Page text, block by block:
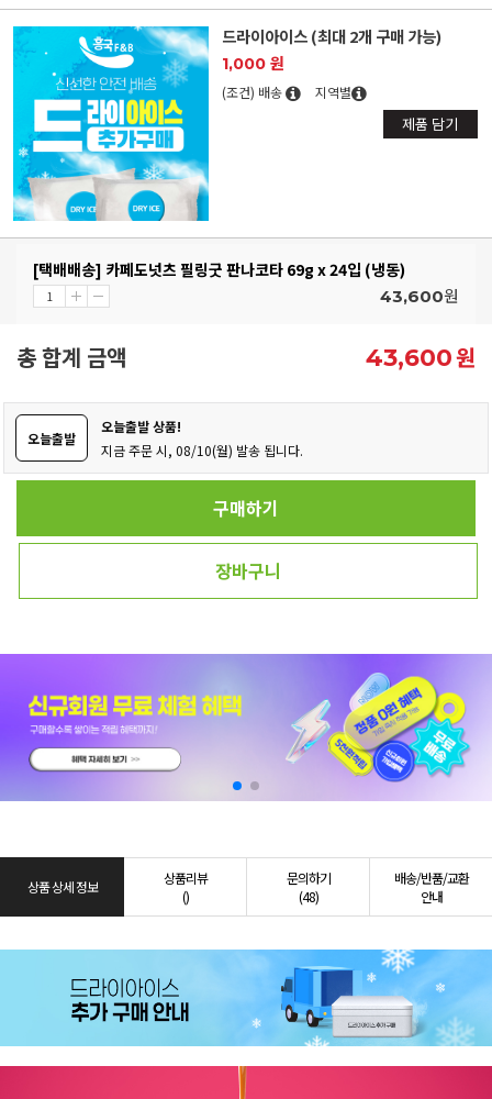
드라이아이스 (최대 2개 구매 가능)
1,000 원
(조건) 배송 지역별
제품 담기
[택배배송] 카페도넛츠 필링굿 판나코타 69g x 24입 (냉동)
43,600원
총 합계 금액 43,600원
오늘출발
오늘출발 상품!
지금 주문 시, 08/10(월) 발송 됩니다.
구매하기
장바구니
상품 상세 정보
상품리뷰
()
문의하기
(48)
배송/반품/교환
안내